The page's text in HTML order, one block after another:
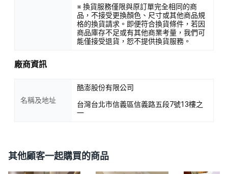
※ 換貨服務僅限與原訂單完全相同的商
品，不接受更換顏色、尺寸或其他商品規
格的換貨請求。即便符合換貨條件，若因
商品庫存不足或有其他商業考量，我們可
能僅接受退貨，恕不提供換貨服務。
廠商資訊
名稱及地址
酷澎股份有限公司
台灣台北市信義區信義路五段7號13樓之
一
其他顧客一起購買的商品